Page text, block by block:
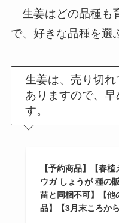
生姜はどの品種も
で、好きな品種を選
生姜は、売り切
ありますので、
す。
【予約商品】【春
ウガ しょうが 種の
苗と同梱不可】【他
品】【3月末ころか